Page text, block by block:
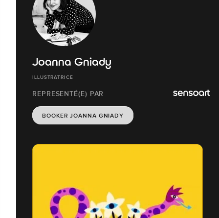
Joanna Gniady
ILLUSTRATRICE
REPRESENTÉ(E) PAR
BOOKER JOANNA GNIADY